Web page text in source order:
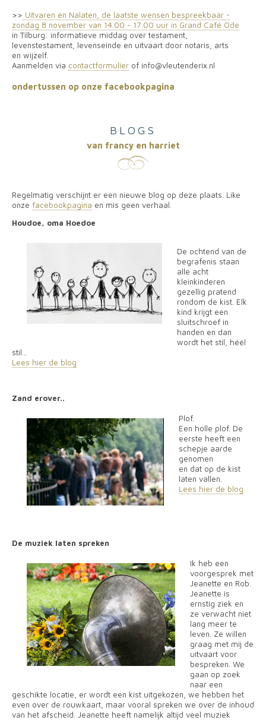
>> Uitvaren en Nalaten, de laatste wensen bespreekbaar -
zondag 8 november van 14.00 - 17.00 uur in Grand Café Ode
in Tilburg: informatieve middag over testament,
levenstestament, levenseinde en uitvaart door notaris, arts
en wijzelf.
Aanmelden via contactformulier of info@vleutenderix.nl
ondertussen op onze facebookpagina
BLOGS
van francy en harriet
Regelmatig verschijnt er een nieuwe blog op deze plaats. Like
onze facebookpagina en mis geen verhaal.
Houdoe, oma Hoedoe
De ochtend van de
begrafenis staan
alle acht
kleinkinderen
gezellig pratend
rondom de kist. Elk
kind krijgt een
sluitschroef in
handen en dan
wordt het stil, héél
stil...
Lees hier de blog
Zand erover..
Plof.
Een holle plof. De
eerste heeft een
schepje aarde
genomen
en dat op de kist
laten vallen.
Lees hier de blog
De muziek laten spreken
Ik heb een
voorgesprek met
Jeanette en Rob.
Jeanette is
ernstig ziek en
ze verwacht niet
lang meer te
leven. Ze willen
graag met mij de
uitvaart voor
bespreken. We
gaan op zoek
naar een
geschikte locatie, er wordt een kist uitgekozen, we hebben het
even over de rouwkaart, maar vooral spreken we over de inhoud
van het afscheid. Jeanette heeft namelijk altijd veel muziek